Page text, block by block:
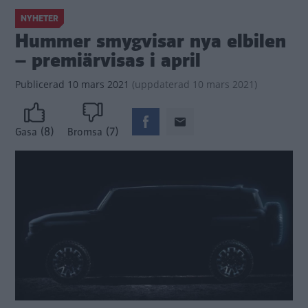
NYHETER
Hummer smygvisar nya elbilen
– premiärvisas i april
Publicerad 10 mars 2021 (uppdaterad 10 mars 2021)
Gasa (8) Bromsa (7)